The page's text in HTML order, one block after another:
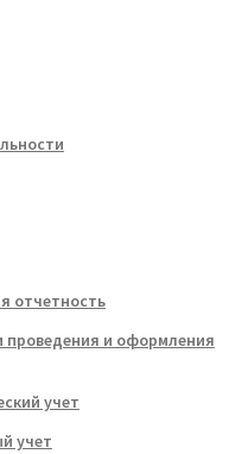
отчетность
проведения и оформления
учет
учет